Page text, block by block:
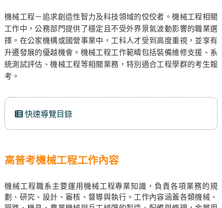
機械工程－追求創造性智力及科技領域的佼佼者。機械工程相關
工作中，公務部門提供了穩定且不受外界景氣波動影響的職業選
擇。在公家機構或國營事業中，工科人才受到高度重視，並享有
升遷發展的優越機會。機械工程工作範疇包括裝備維修支援、系
統測試評估、機械工程等相關業務，特別適合工程學群的考生報
考。
快速導覽目錄
高普考機械工程工作內容
機械工程職系主要運用機械工程專業知識，負責各項業務的規
劃、研究、設計、審核、督導與執行。工作內容涵蓋各類機械、